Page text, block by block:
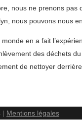
nous ne prenons
nous pouvons nous
en a fait
des déchets
de nettoyer derrière
| Mentions légales